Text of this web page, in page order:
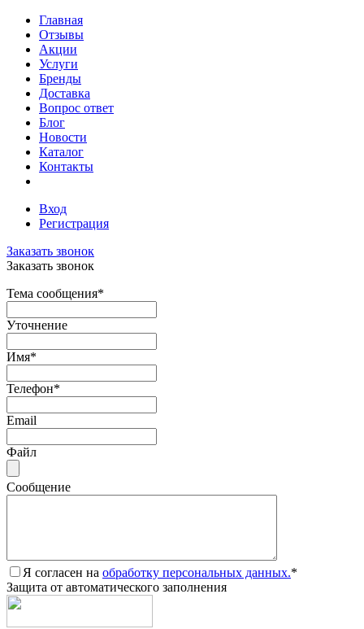
Главная
Отзывы
Акции
Услуги
Бренды
Доставка
Вопрос ответ
Блог
Новости
Каталог
Контакты
Вход
Регистрация
Заказать звонок
Заказать звонок
Тема сообщения*
Уточнение
Имя*
Телефон*
Email
Файл
Сообщение
Я согласен на обработку персональных данных.*
Защита от автоматического заполнения